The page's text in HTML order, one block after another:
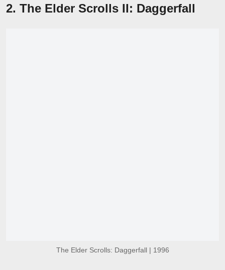
2. The Elder Scrolls II: Daggerfall
The Elder Scrolls: Daggerfall | 1996